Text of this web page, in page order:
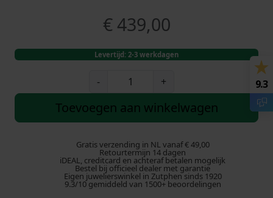
€439,00
Levertijd: 2-3 werkdagen
-
c
e
G
o
l
+
Toevoegen aan winkelwagen
Gratis verzending in NL vanaf € 49,00
Retourtermijn 14 dagen
iDEAL, creditcard en achteraf betalen mogelijk
Bestel bij officieel dealer met garantie
Eigen juwelierswinkel in Zutphen sinds 1920
9.3/10 gemiddeld van 1500+ beoordelingen
9.3